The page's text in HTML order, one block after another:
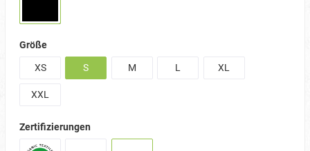
Größe
XS
S M L XL
XXL
Zertifizierungen